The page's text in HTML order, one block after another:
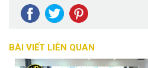
BÀI VIẾT LIÊN QUAN